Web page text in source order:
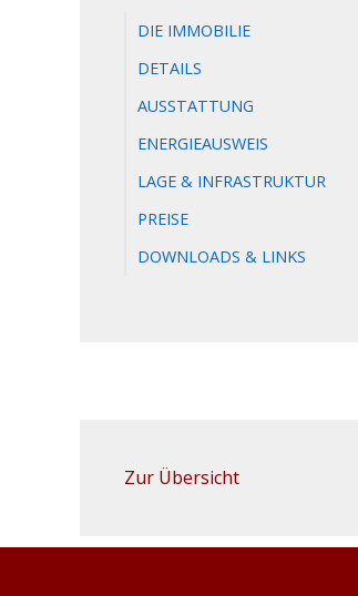
DIE IMMOBILIE
DETAILS
AUSSTATTUNG
ENERGIEAUSWEIS
LAGE & INFRASTRUKTUR
PREISE
DOWNLOADS & LINKS
Zur Übersicht